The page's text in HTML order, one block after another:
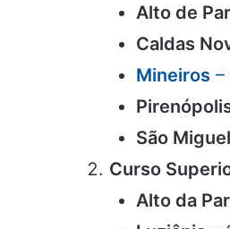
Alto de
Caldas
Mineiros –
São
Curso
Alto da